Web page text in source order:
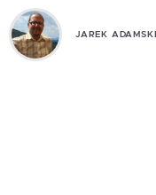
JAREK ADAMSKI